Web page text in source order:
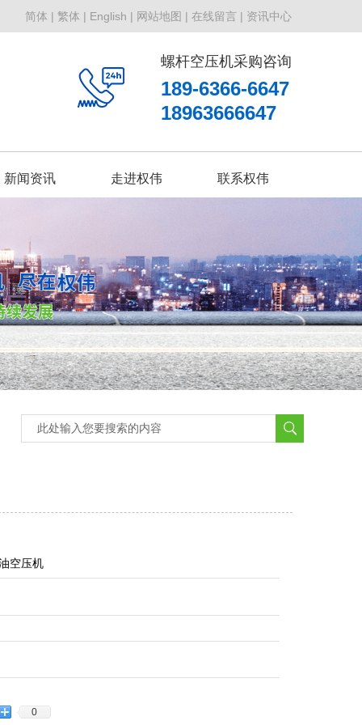
简体 | 繁体 | English | 网站地图 | 在线留言 | 资讯中心
螺杆空压机采购咨询
189-6366-6647
18963666647
新闻资讯 走进权伟 联系权伟
空压机
0